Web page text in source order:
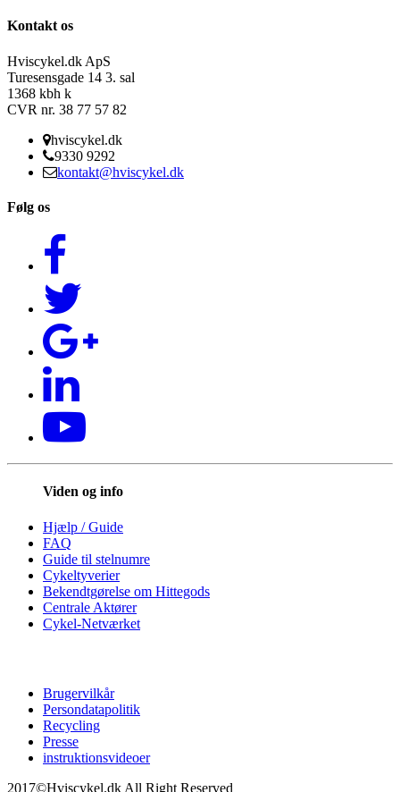
Kontakt os
Hviscykel.dk ApS
Turesensgade 14 3. sal
1368 kbh k
CVR nr. 38 77 57 82
hviscykel.dk
9330 9292
kontakt@hviscykel.dk
Følg os
Viden og info
Hjælp / Guide
FAQ
Guide til stelnumre
Cykeltyverier
Bekendtgørelse om Hittegods
Centrale Aktører
Cykel-Netværket
Brugervilkår
Persondatapolitik
Recycling
Presse
instruktionsvideoer
2017©Hviscykel.dk All Right Reserved